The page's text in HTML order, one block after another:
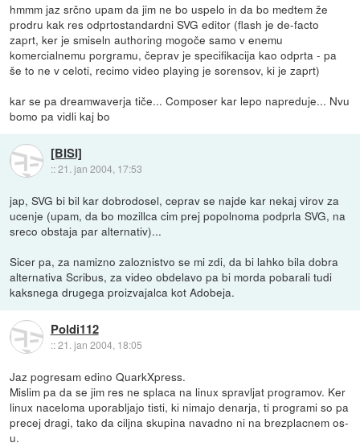
hmmm jaz srčno upam da jim ne bo uspelo in da bo medtem že
prodru kak res odprtostandardni SVG editor (flash je de-facto
zaprt, ker je smiseln authoring mogoče samo v enemu
komercialnemu porgramu, čeprav je specifikacija kao odprta - pa
še to ne v celoti, recimo video playing je sorensov, ki je zaprt)
kar se pa dreamwaverja tiče... Composer kar lepo napreduje... Nvu
bomo pa vidli kaj bo
[BISI]
::21. jan 2004, 17:53
jap, SVG bi bil kar dobrodosel, ceprav se najde kar nekaj virov za
ucenje (upam, da bo mozillca cim prej popolnoma podprla SVG, na
sreco obstaja par alternativ)...
Sicer pa, za namizno zaloznistvo se mi zdi, da bi lahko bila dobra
alternativa Scribus, za video obdelavo pa bi morda pobarali tudi
kaksnega drugega proizvajalca kot Adobeja.
Poldi112
::21. jan 2004, 18:05
Jaz pogresam edino QuarkXpress.
Mislim pa da se jim res ne splaca na linux spravljat programov. Ker
linux naceloma uporabljajo tisti, ki nimajo denarja, ti programi so pa
precej dragi, tako da ciljna skupina navadno ni na brezplacnem os-
u.